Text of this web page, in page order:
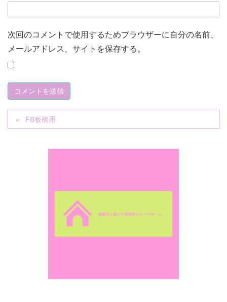
次回のコメントで使用するためブラウザーに自分の名前、
メールアドレス、サイトを保存する。
FB板橋用